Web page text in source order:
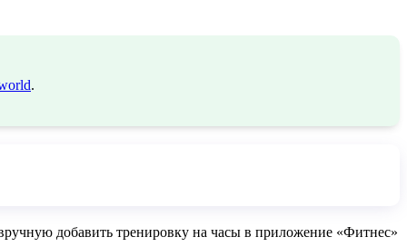
.
добавить тренировку на часы в приложение «Фитнес»